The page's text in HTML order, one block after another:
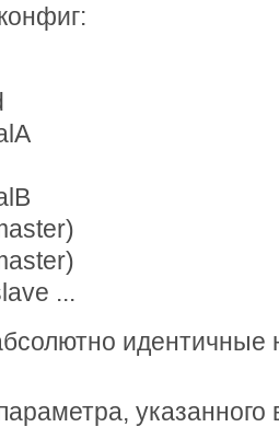
...
идентичные
указанного